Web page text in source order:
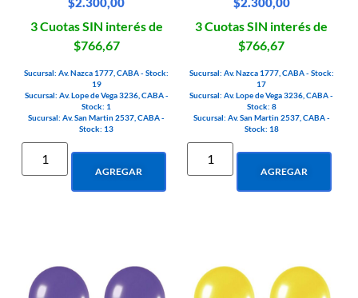
3 Cuotas SIN interés de
$766,67
Sucursal: Av. Nazca 1777, CABA - Stock:
19
Sucursal: Av. Lope de Vega 3236, CABA -
Stock: 1
Sucursal: Av. San Martin 2537, CABA -
Stock: 13
AGREGAR
3 Cuotas SIN interés de
$766,67
Sucursal: Av. Nazca 1777, CABA - Stock:
17
Sucursal: Av. Lope de Vega 3236, CABA -
Stock: 8
Sucursal: Av. San Martin 2537, CABA -
Stock: 18
AGREGAR